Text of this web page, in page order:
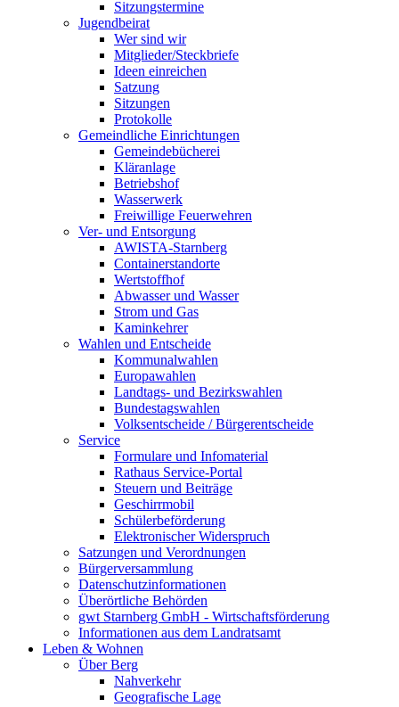
Sitzungstermine
Jugendbeirat
Wer sind wir
Mitglieder/Steckbriefe
Ideen einreichen
Satzung
Sitzungen
Protokolle
Gemeindliche Einrichtungen
Gemeindebücherei
Kläranlage
Betriebshof
Wasserwerk
Freiwillige Feuerwehren
Ver- und Entsorgung
AWISTA-Starnberg
Containerstandorte
Wertstoffhof
Abwasser und Wasser
Strom und Gas
Kaminkehrer
Wahlen und Entscheide
Kommunalwahlen
Europawahlen
Landtags- und Bezirkswahlen
Bundestagswahlen
Volksentscheide / Bürgerentscheide
Service
Formulare und Infomaterial
Rathaus Service-Portal
Steuern und Beiträge
Geschirrmobil
Schülerbeförderung
Elektronischer Widerspruch
Satzungen und Verordnungen
Bürgerversammlung
Datenschutzinformationen
Überörtliche Behörden
gwt Starnberg GmbH - Wirtschaftsförderung
Informationen aus dem Landratsamt
Leben & Wohnen
Über Berg
Nahverkehr
Geografische Lage